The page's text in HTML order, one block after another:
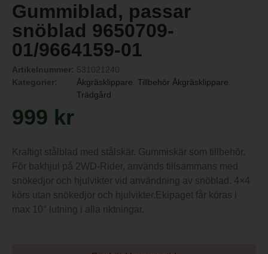
Gummiblad, passar
snöblad 9650709-
01/9664159-01
Artikelnummer: 531021240
Kategorier:
Åkgräsklippare Tillbehör Åkgräsklippare
Trädgård
999 kr
Kraftigt stålblad med stålskär. Gummiskär som tillbehör.
För bakhjul på 2WD-Rider, används tillsammans med
snökedjor och hjulvikter vid användning av snöblad. 4×4
körs utan snökedjor och hjulvikter.Ekipaget får köras i
max 10° lutning i alla riktningar.